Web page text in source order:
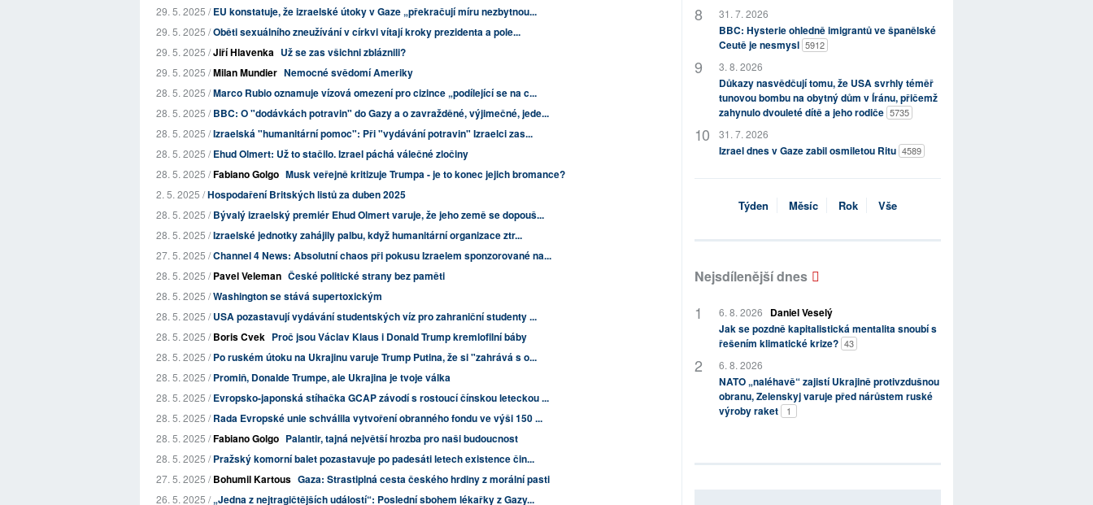
29. 5. 2025 /EU konstatuje, že izraelské útoky v Gaze „překračují míru nezbytnou...
29. 5. 2025 /Oběti sexuálního zneužívání v církvi vítají kroky prezidenta a pole...
29. 5. 2025 /Jiří Hlavenka Už se zas všichni zbláznili?
29. 5. 2025 /Milan Mundier Nemocné svědomí Ameriky
28. 5. 2025 /Marco Rubio oznamuje vízová omezení pro cizince „podílející se na c...
28. 5. 2025 /BBC: O "dodávkách potravin" do Gazy a o zavražděné, výjimečné, jede...
28. 5. 2025 /Izraelská "humanitární pomoc": Při "vydávání potravin" Izraelci zas...
28. 5. 2025 /Ehud Olmert: Už to stačilo. Izrael páchá válečné zločiny
28. 5. 2025 /Fabiano Golgo Musk veřejně kritizuje Trumpa - je to konec jejich bromance?
2. 5. 2025 /Hospodaření Britských listů za duben 2025
28. 5. 2025 /Bývalý izraelský premiér Ehud Olmert varuje, že jeho země se dopouš...
28. 5. 2025 /Izraelské jednotky zahájily palbu, když humanitární organizace ztr...
27. 5. 2025 /Channel 4 News: Absolutní chaos při pokusu Izraelem sponzorované na...
28. 5. 2025 /Pavel Veleman České politické strany bez paměti
28. 5. 2025 /Washington se stává supertoxickým
28. 5. 2025 /USA pozastavují vydávání studentských víz pro zahraniční studenty ...
28. 5. 2025 /Boris Cvek Proč jsou Václav Klaus i Donald Trump kremlofilní báby
28. 5. 2025 /Po ruském útoku na Ukrajinu varuje Trump Putina, že si "zahrává s o...
28. 5. 2025 /Promiň, Donalde Trumpe, ale Ukrajina je tvoje válka
28. 5. 2025 /Evropsko-japonská stíhačka GCAP závodí s rostoucí čínskou leteckou ...
28. 5. 2025 /Rada Evropské unie schválila vytvoření obranného fondu ve výši 150 ...
28. 5. 2025 /Fabiano Golgo Palantir, tajná největší hrozba pro naši budoucnost
28. 5. 2025 /Pražský komorní balet pozastavuje po padesáti letech existence čin...
27. 5. 2025 /Bohumil Kartous Gaza: Strastiplná cesta českého hrdiny z morální pasti
26. 5. 2025 /„Jedna z nejtragičtějších událostí“: Poslední sbohem lékařky z Gazy...
31. 7. 2026
BBC: Hysterie ohledně imigrantů ve španělské
Ceutě je nesmysl 5912
3. 8. 2026
Důkazy nasvědčují tomu, že USA svrhly téměř
tunovou bombu na obytný dům v Íránu, přičemž
zahynulo dvouleté dítě a jeho rodiče 5735
31. 7. 2026
Izrael dnes v Gaze zabil osmiletou Ritu 4589
Týden Měsíc Rok Vše
Nejsdílenější dnes
6. 8. 2026
Daniel Veselý
Jak se pozdně kapitalistická mentalita snoubí s
řešením klimatické krize? 43
6. 8. 2026
NATO „naléhavě“ zajistí Ukrajině protivzdušnou
obranu, Zelenskyj varuje před nárůstem ruské
výroby raket
1